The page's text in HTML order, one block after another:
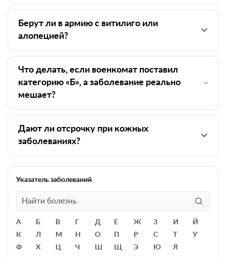
Берут ли в армию с витилиго или
алопецией?
Что делать, если военкомат поставил
категорию «Б», а заболевание реально
мешает?
Дают ли отсрочку при кожных
заболеваниях?
Указатель заболеваний
А Б В Д Е Ж З И
Й
К
Л М Н О Р С
У
Ф
Х Ц Ч Ш Щ Э Ю Я